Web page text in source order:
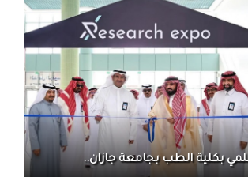
بكلية الطب بجامعة جازان..